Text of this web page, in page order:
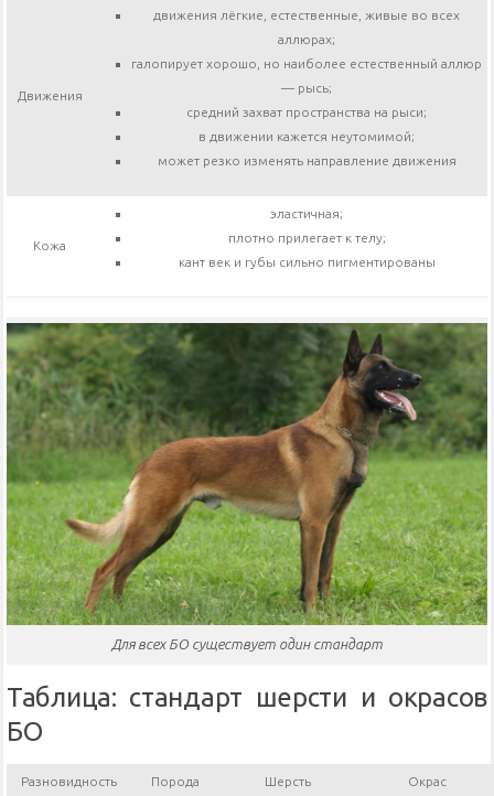
Движения
движения лёгкие, естественные, живые во всех
аллюрах;
галопирует хорошо, но наиболее естественный аллюр
— рысь;
средний захват пространства на рыси;
в движении кажется неутомимой;
может резко изменять направление движения
Кожа
эластичная;
плотно прилегает к телу;
кант век и губы сильно пигментированы
Для всех БО существует один стандарт
Таблица: стандарт шерсти и окрасов
БО
Разновидность Порода Шерсть Окрас